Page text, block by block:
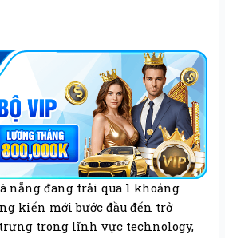
nẵng đang trải qua 1 khoảng
kiến mới bước đầu đến trở
trong lĩnh vực technology,